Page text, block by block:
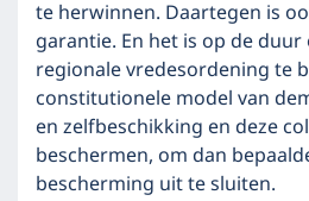
te herwinnen. Daartegen is
garantie. En het is op de
regionale vredesordening te
constitutionele model van
en zelfbeschikking en deze
beschermen, om dan
bescherming uit te sluiten.